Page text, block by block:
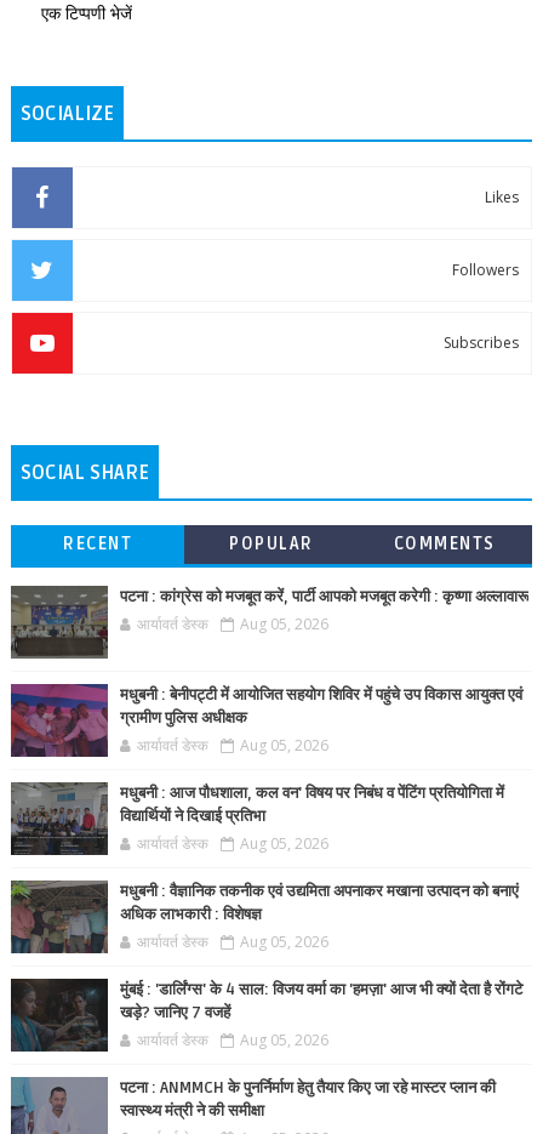
एक टिप्पणी भेजें
SOCIALIZE
Likes
Followers
Subscribes
SOCIAL SHARE
RECENT POPULAR COMMENTS
पटना : कांग्रेस को मजबूत करें, पार्टी आपको मजबूत करेगी : कृष्णा अल्लावारू
आर्यावर्त डेस्क Aug 05, 2026
मधुबनी : बेनीपट्टी में आयोजित सहयोग शिविर में पहुंचे उप विकास आयुक्त एवं
ग्रामीण पुलिस अधीक्षक
आर्यावर्त डेस्क Aug 05, 2026
मधुबनी : आज पौधशाला, कल वन' विषय पर निबंध व पेंटिंग प्रतियोगिता में
विद्यार्थियों ने दिखाई प्रतिभा
आर्यावर्त डेस्क Aug 05, 2026
मधुबनी : वैज्ञानिक तकनीक एवं उद्यमिता अपनाकर मखाना उत्पादन को बनाएं
अधिक लाभकारी : विशेषज्ञ
आर्यावर्त डेस्क Aug 05, 2026
मुंबई : 'डार्लिंग्स' के 4 साल: विजय वर्मा का 'हमज़ा' आज भी क्यों देता है रोंगटे
खड़े? जानिए 7 वजहें
आर्यावर्त डेस्क Aug 05, 2026
पटना : ANMMCH के पुनर्निर्माण हेतु तैयार किए जा रहे मास्टर प्लान की
स्वास्थ्य मंत्री ने की समीक्षा